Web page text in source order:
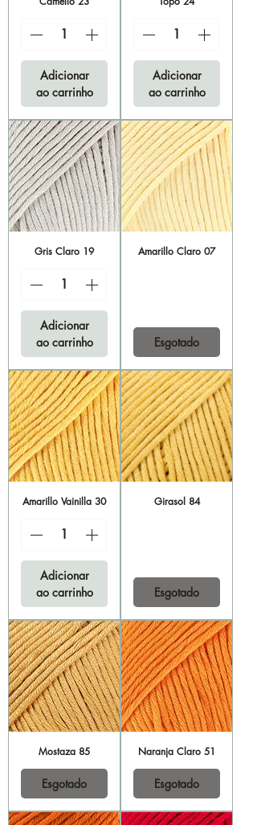
Adicionar
ao carrinho
Adicionar
ao carrinho
Gris Claro 19
Adicionar
ao carrinho
Amarillo Claro 07
Esgotado
Amarillo Vainilla 30
Adicionar
ao carrinho
Girasol 84
Esgotado
Mostaza 85
Esgotado
Naranja Claro 51
Esgotado